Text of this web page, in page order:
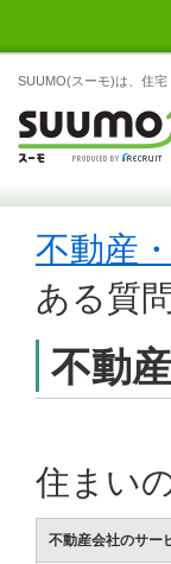
SUUMO(スーモ)は、住宅
不動産
ある質
不動
住まい
不動産会社のサー